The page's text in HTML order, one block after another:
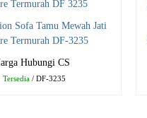
Sofa Tamu Mewah Jati
Termurah DF-3235
Hubungi CS
Tersedia / DF-3235